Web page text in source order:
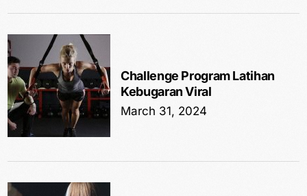
Challenge Program Latihan
Kebugaran Viral
March 31, 2024